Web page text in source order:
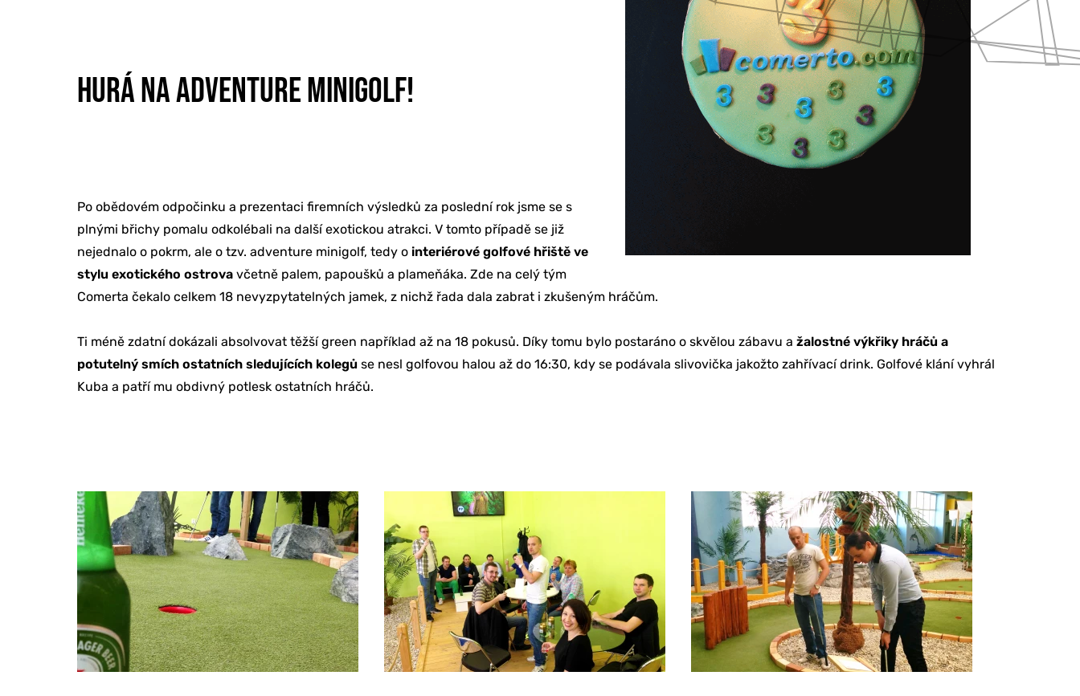
ONLINE MARKETING
PORADENSTVÍ & ŠKOLENÍ
REFERENCE
O NÁS
HURÁ NA ADVENTURE MINIGOLF!
Po obědovém odpočinku a prezentaci firemních výsledků za poslední rok jsme se s
plnými břichy pomalu odkolébali na další exotickou atrakci. V tomto případě se již
nejednalo o pokrm, ale o tzv. adventure minigolf, tedy o interiérové golfové hřiště ve
stylu exotického ostrova včetně palem, papoušků a plameňáka. Zde na celý tým
Comerta čekalo celkem 18 nevyzpytatelných jamek, z nichž řada dala zabrat i zkušeným hráčům.
Ti méně zdatní dokázali absolvovat těžší green například až na 18 pokusů. Díky tomu bylo postaráno o skvělou zábavu a žalostné výkřiky hráčů a
potutelný smích ostatních sledujících kolegů se nesl golfovou halou až do 16:30, kdy se podávala slivovička jakožto zahřívací drink. Golfové klání vyhrál
Kuba a patří mu obdivný potlesk ostatních hráčů.